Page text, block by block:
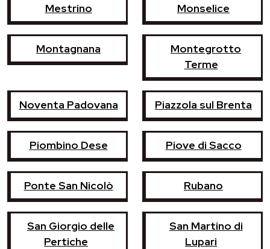
Mestrino Monselice
Montagnana
Montegrotto
Terme
Noventa Padovana Piazzola sul Brenta
Piombino Dese Piove di Sacco
Ponte San Nicolò Rubano
San Giorgio delle
Pertiche
San Martino di
Lupari